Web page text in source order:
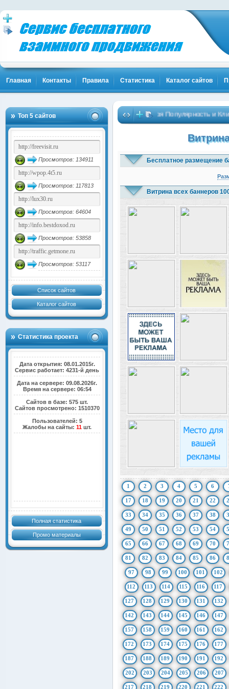
Главная Контакты Правила Статистика Каталог сайтов
Топ 5 сайтов
Просмотров: 134911
Просмотров: 117813
Просмотров: 64604
Просмотров: 53858
Просмотров: 53117
Список сайтов
Каталог сайтов
Статистика проекта
Дата открытия: 08.01.2015г.
Сервис работает: 4231-й день
Дата на сервере: 09.08.2026г.
Время на сервере: 06:54
Сайтов в базе: 575 шт.
Сайтов просмотрено: 1510370
Пользователей: 5
Жалобы на сайты:11 шт.
Полная статистика
Промо материалы
Твоя Популярность и Клиенты!
Бесплатное размещение
Витрина всех баннеров
1 2 3 4 5 6
17 18 19 20 21 22
33 34 35 36 37 38
49 50 51 52 53 54
65 66 67 68 69 70
81 82 83 84 85 86
97 98 99 100 101 102
112 113 114 115 116 117
127 128 129 130 131 132
142 143 144 145 146 147
157 158 159 160 161 162
172 173 174 175 176 177
187 188 189 190 191 192
202 203 204 205 206 207
217 218 219 220 221 222